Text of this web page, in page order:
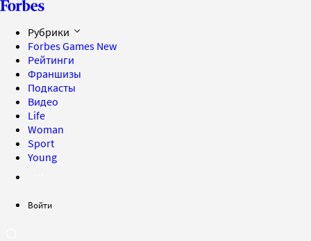
Рубрики
Forbes Games New
Рейтинги
Франшизы
Подкасты
Видео
Life
Woman
Sport
Young
Войти